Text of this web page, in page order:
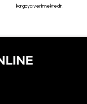
kargoya verilmektedir.